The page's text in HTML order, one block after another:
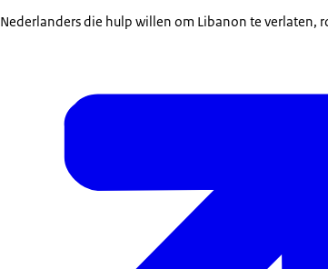
Nederlanders die hulp willen om Libanon te verlaten,